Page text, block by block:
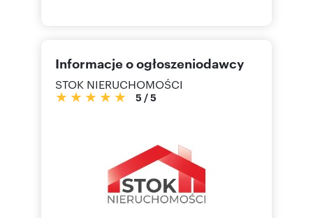
Informacje o ogłoszeniodawcy
STOK NIERUCHOMOŚCI
5 /5